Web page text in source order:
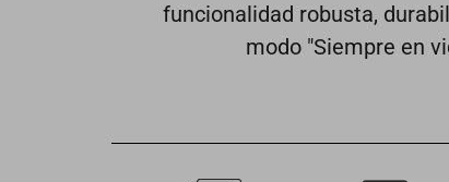
funcionalidad robusta,
modo "Siempre en